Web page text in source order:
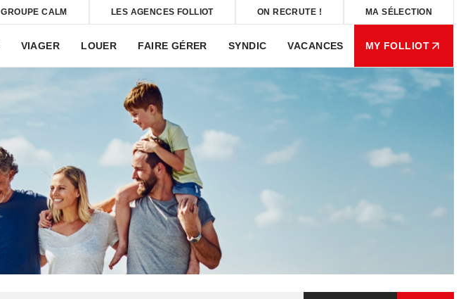
GROUPE CALM LES AGENCES FOLLIOT ON RECRUTE ! MA SÉLECTION
VIAGER LOUER FAIRE GÉRER SYNDIC VACANCES MY FOLLIOT